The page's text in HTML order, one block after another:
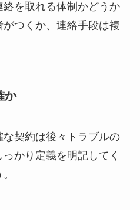
を取れる体制かどうか
つくか、連絡手段は複
か
な契約は後々トラブルの
かり定義を明記してく